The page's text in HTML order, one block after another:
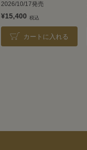
2026/10/17発売
¥15,400
カートに入れる